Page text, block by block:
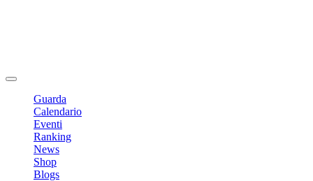
Guarda
Calendario
Eventi
Ranking
News
Shop
Blogs